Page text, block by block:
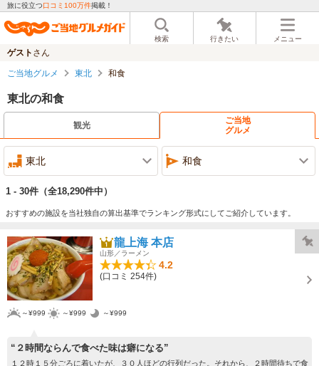
旅に役立つ口コミ100万件掲載！
検索 行きたい メニュー
ゲスト さん
ご当地グルメ 東北 和食
東北の和食
観光
ご当地
グルメ
東北 和食
1 - 30件 （全18,290件中）
おすすめの施設を当社独自の算出基準でランキング形式にしてご紹介しています。
龍上海 本店
山形／ラーメン
4.2
(口コミ 254件)
～¥999 ～¥999 ～¥999
“２時間ならんで食べた味は癖になる”
１２時１５分ごろに着いたが、３０人ほどの行列だった。それから、２時間待ちで食